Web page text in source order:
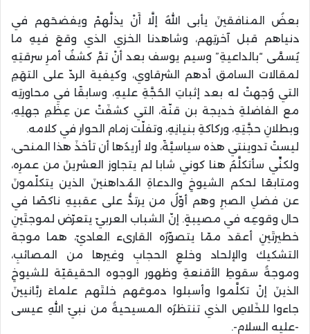
بعضُ المنافقينَ يأبى اللهُ إلَّا أَنْ يذلَّهمْ ويفضحَهم في
دنياهم قبل آخرتِهم، وشاهدنا الخزي الذي وقعَ فيهِ ما
يُسمَّى “بالداعيةِ” وسيم يوسف بعد أنْ تمَّ كشفُ أمرِ سرقتِهِ
لمقالات السامق أدهم الشرقاوي، وكيفية الردّ على التهَمِ
التي وُجهتْ له بعد إثباتِ الحُجَّةِ عليهِ، وسابقًا في محاورتِه
مع الفاضلةِ خديجة بن قنّة، التي كشفَتْ عن عِظَمِ جهلِهِ،
وبطلانِ حجَّتِهِ، وركاكةِ بنيانِهِ، وتفلّت زمام الحوار في كلامه.
ليستْ تدوينتي هذه سياسيَّةً، ولا أريدُها أن تأخذَ هذا المنحى،
ولكنِّي سأتكلَّمُ هنا كوني شابا لم يتجاوز العشرينَ من عمرِه،
ومتابعًا لحكم الشيوخِ والدعاةِ المُداهنينَ الذين يتكلّمونَ
عن فضلِ الصبرِ وهم أوّلُ من يرتدُّ على عقبيهِ ناكصًا في
حال وقوعِه في مصيبةٍ. إنّ الشباب العربيّ يتعرّض لموجتَينِ
خطيرتَينِ أعقد ممّا يتصوّرُه القارىء العاديّ، هما موجة
التشكيك والإلحاد وخلعِ الحجابِ وغيرها من المصائبِ،
وموجةُ سقوطِ الأقنعةِ وظهور الوجوه الحقيقيّة للشيوخِ
الذينَ إنْ تكلَّموا وأسبلوا دموعَهم خلتَهم علماءَ ربَّانيينَ
جاءوا للخَلاصِ الذي تنتظرُه المسيحيةُ من نبيّ اللهِ عيسى
-عليه السلام-.